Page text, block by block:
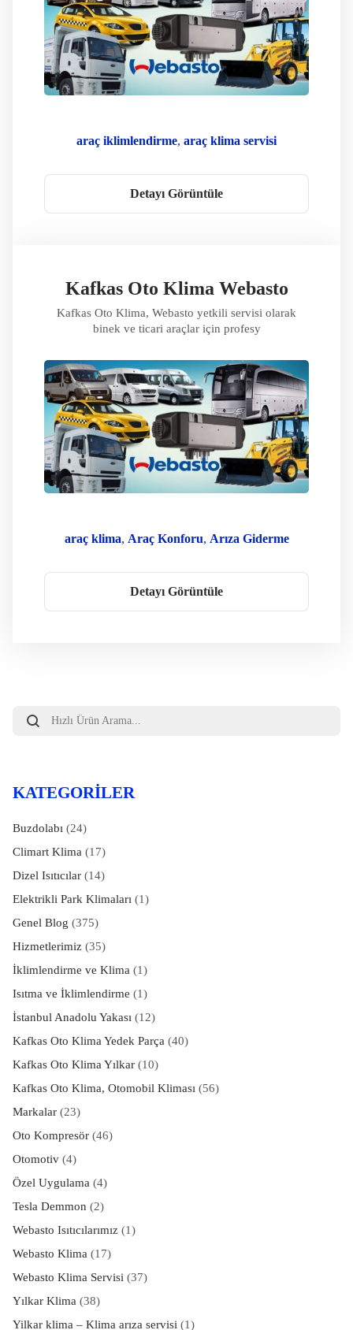
araç iklimlendirme araç klima servisi
Klima Sorun Giderme Klima Teknolojisi
Webasto Servis Noktası
Webasto Servisi
Webasto Yedek Parça Webasto Yetkili Servis
Yetkili Servis
Detayı Görüntüle
Kafkas Oto Klima Webasto
Kafkas Oto Klima, Webasto yetkili servisi olarak
binek ve ticari araçlar için profesy
araç klima Araç Konforu Arıza Giderme
Orijinal Yedek Parça Oto Isıtma
Detayı Görüntüle
search
KATEGORILER
Buzdolabı (24)
Climart Klima (17)
Dizel Isıtıcılar(14)
Elektrikli Park Klimaları (1)
Genel Blog (375)
Hizmetlerimiz(35)
İklimlendirme ve Klima (1)
Isıtma ve İklimlendirme (1)
İstanbul Anadolu Yakası (12)
Kafkas Oto Klima Yedek Parça (40)
Kafkas Oto Klima Yılkar(10)
Kafkas Oto Klima, Otomobil Kliması (56)
Markalar(23)
Oto Kompresör(46)
Otomotiv(4)
Özel Uygulama (4)
Tesla Demmon (2)
Webasto Isıtıcılarımız(1)
Webasto Klima (17)
Webasto Klima Servisi (37)
Yılkar Klima (38)
Yilkar klima – Klima arıza servisi (1)